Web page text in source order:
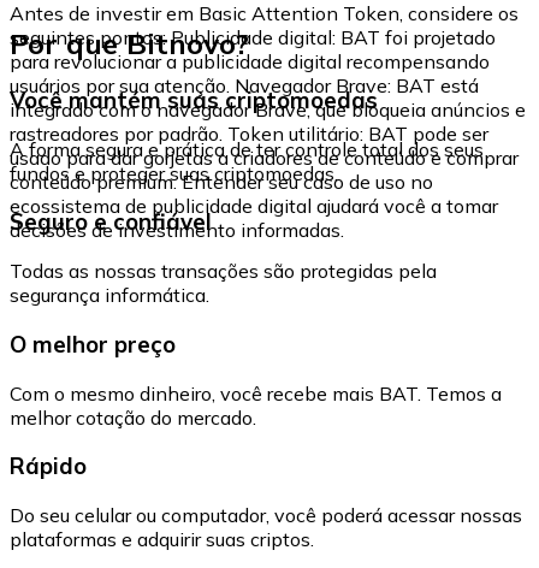
Antes de investir em Basic Attention Token, considere os
seguintes pontos: Publicidade digital: BAT foi projetado
para revolucionar a publicidade digital recompensando
usuários por sua atenção. Navegador Brave: BAT está
integrado com o navegador Brave, que bloqueia anúncios e
rastreadores por padrão. Token utilitário: BAT pode ser
usado para dar gorjetas a criadores de conteúdo e comprar
conteúdo premium. Entender seu caso de uso no
ecossistema de publicidade digital ajudará você a tomar
decisões de investimento informadas.
Por que Bitnovo?
Você mantém suas criptomoedas
A forma segura e prática de ter controle total dos seus
fundos e proteger suas criptomoedas.
Seguro e confiável
Todas as nossas transações são protegidas pela
segurança informática.
O melhor preço
Com o mesmo dinheiro, você recebe mais BAT. Temos a
melhor cotação do mercado.
Rápido
Do seu celular ou computador, você poderá acessar nossas
plataformas e adquirir suas criptos.